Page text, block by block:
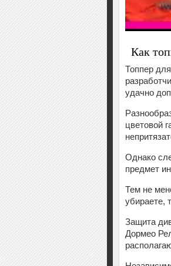
Как
Топпер
удачно
цветовой
Однако
предмет
Тем не
убираете,
Защита
Дормео